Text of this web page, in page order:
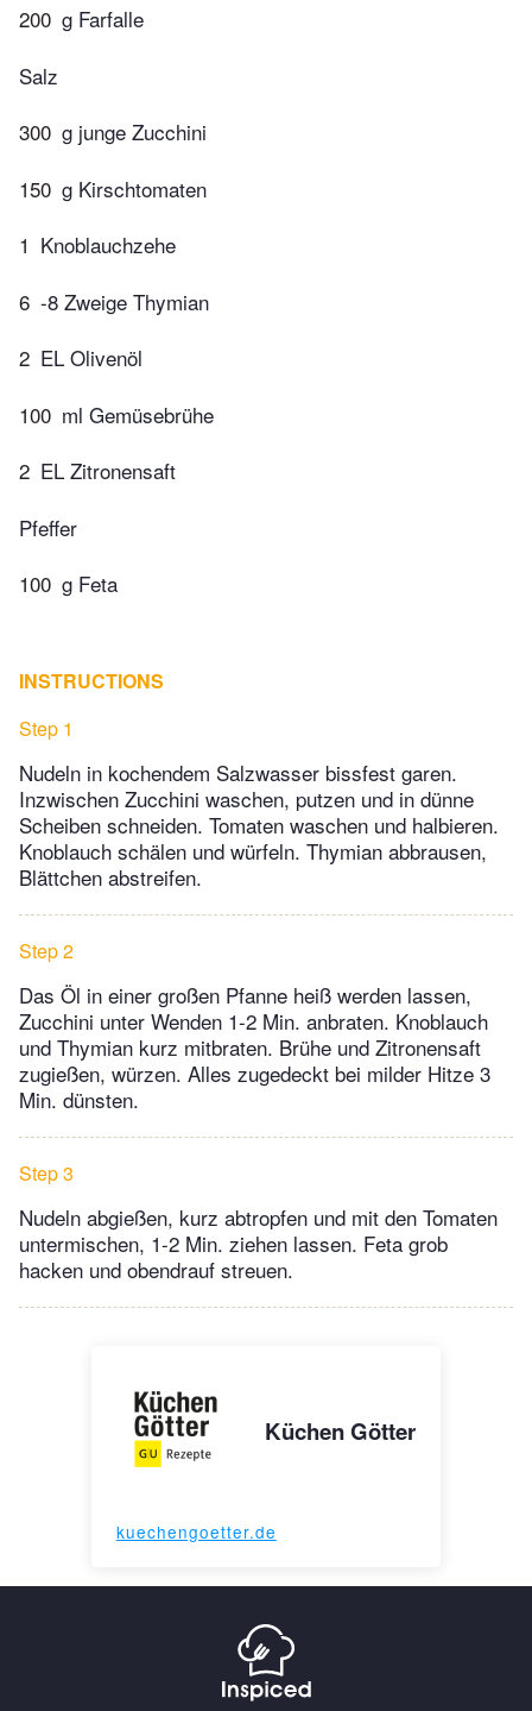
200 g Farfalle
Salz
300 g junge Zucchini
150 g Kirschtomaten
1 Knoblauchzehe
6 -8 Zweige Thymian
2 EL Olivenöl
100 ml Gemüsebrühe
2 EL Zitronensaft
Pfeffer
100 g Feta
INSTRUCTIONS
Step 1
Nudeln in kochendem Salzwasser bissfest garen.
Inzwischen Zucchini waschen, putzen und in dünne
Scheiben schneiden. Tomaten waschen und halbieren.
Knoblauch schälen und würfeln. Thymian abbrausen,
Blättchen abstreifen.
Step 2
Das Öl in einer großen Pfanne heiß werden lassen,
Zucchini unter Wenden 1-2 Min. anbraten. Knoblauch
und Thymian kurz mitbraten. Brühe und Zitronensaft
zugießen, würzen. Alles zugedeckt bei milder Hitze 3
Min. dünsten.
Step 3
Nudeln abgießen, kurz abtropfen und mit den Tomaten
untermischen, 1-2 Min. ziehen lassen. Feta grob
hacken und obendrauf streuen.
Küchen Götter
kuechengoetter.de